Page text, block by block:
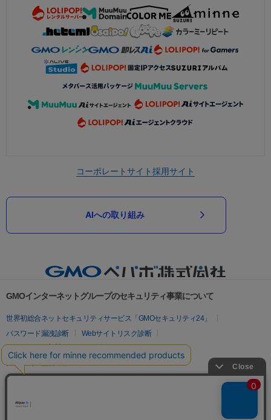
コーポレートサイト採用サイト
AIへの取り組み
GMOインターネットグループのセキュリティ事業について
世界初総合ネットセキュリティサービス「GMOセキュリティ24」
パスワード漏洩診断
Webサイトリスク診断
セキュリティ相談AIチャットボット
実在証明・盗聴対策
サイバー攻撃対策（GMOサイバーセキュリティ byイエラエ）
セキュリティ事業の軌跡